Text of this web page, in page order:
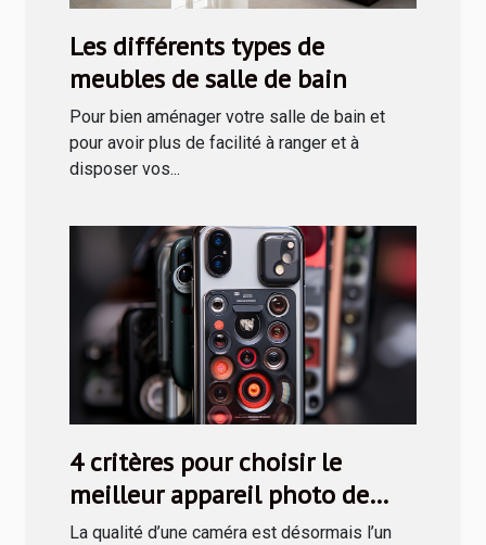
Les différents types de
meubles de salle de bain
Pour bien aménager votre salle de bain et
pour avoir plus de facilité à ranger et à
disposer vos...
4 critères pour choisir le
meilleur appareil photo de
téléphone
La qualité d’une caméra est désormais l’un